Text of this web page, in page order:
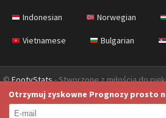
Indonesian Norwegian
Vietnamese Bulgarian
©FootyStats- Stworzone z miłością do
Kontakt
O nas Pomoc Polityka
Otrzymuj zyskowne Prognozy prosto